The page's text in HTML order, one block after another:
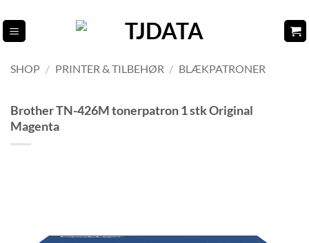
til
indhold
SHOP / PRINTER & TILBEHØR / BLÆKPATRONER
Brother TN-426M tonerpatron 1 stk Original
Magenta